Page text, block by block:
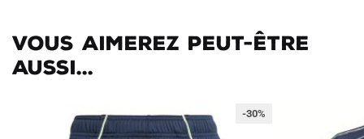
Vous aimerez peut-être
aussi...
-30%